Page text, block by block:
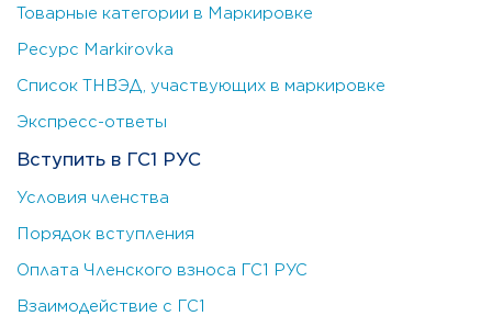
Товарные категории в Маркировке
Ресурс Markirovka
Список ТНВЭД, участвующих в маркировке
Экспресс-ответы
Вступить в ГС1 РУС
Условия членства
Порядок вступления
Оплата Членского взноса ГС1 РУС
Взаимодействие с ГС1